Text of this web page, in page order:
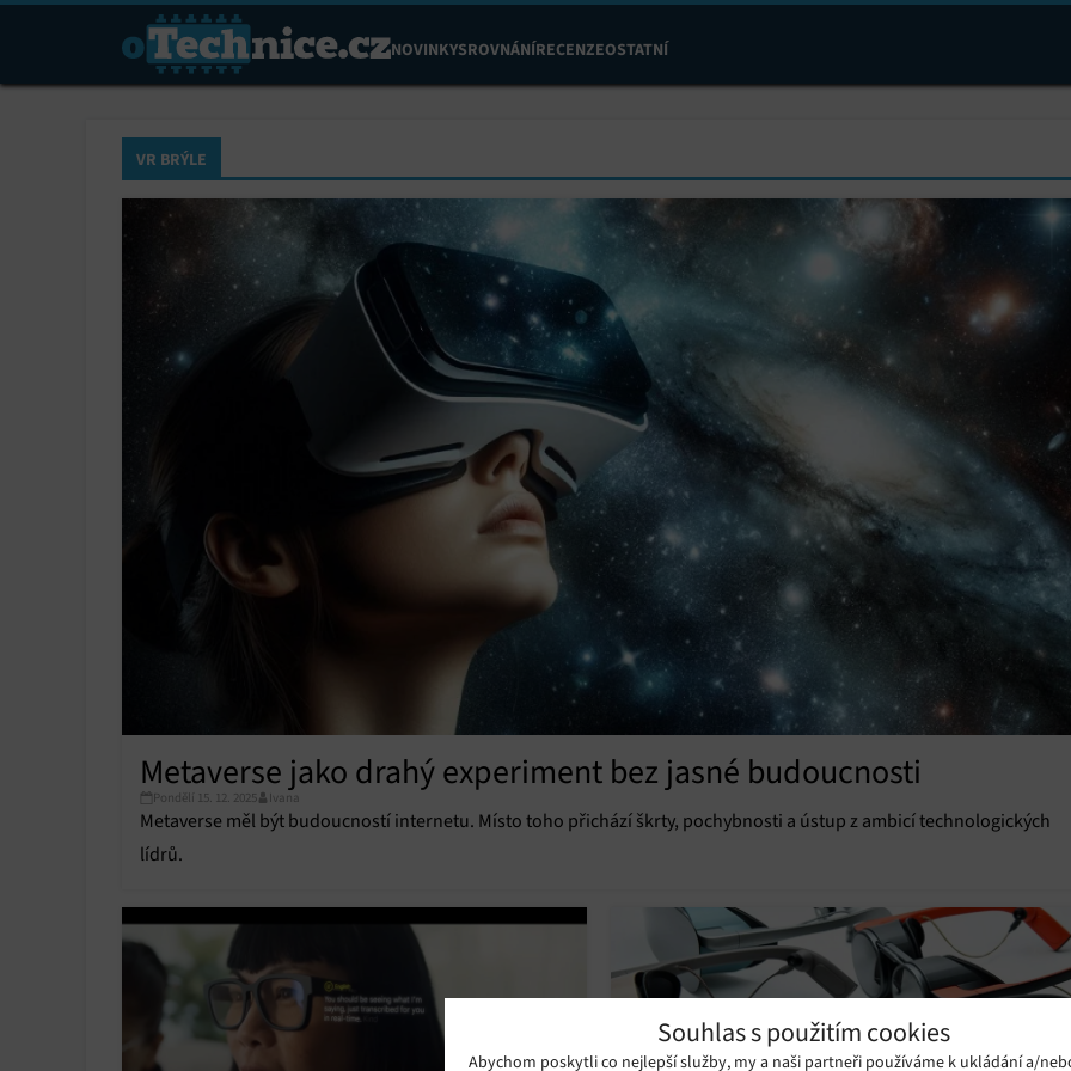
Souhlas s použitím cookies
Abychom poskytli co nejlepší služby, my a naši partneři používáme k ukládání a/
NOVINKYSROVNÁNÍRECENZEOSTATNÍ
VR BRÝLE
Metaverse jako drahý experiment bez jasné budoucnosti
Pondělí 15. 12. 2025 Ivana
Metaverse měl být budoucností internetu. Místo toho přichází škrty, pochybnosti a ústup z ambicí technologických
lídrů.